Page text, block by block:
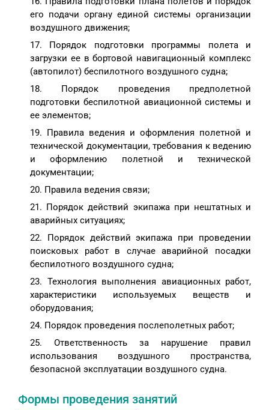
его подачи органу единой системы организации
воздушного движения;
Порядок подготовки программы полета и
загрузки ее в бортовой навигационный комплекс
(автопилот) беспилотного воздушного судна;
Порядок проведения предполетной
подготовки беспилотной авиационной системы и
ее элементов;
Правила ведения и оформления полетной и
технической документации, требования к ведению
и оформлению полетной и технической
документации;
Правила ведения связи;
Порядок действий экипажа при нештатных и
аварийных ситуациях;
Порядок действий экипажа при проведении
поисковых работ в случае аварийной посадки
беспилотного воздушного судна;
Технология выполнения авиационных работ,
характеристики используемых веществ и
оборудования;
Порядок проведения послеполетных работ;
Ответственность за нарушение правил
использования воздушного пространства,
безопасной эксплуатации воздушного судна.
Формы проведения занятий